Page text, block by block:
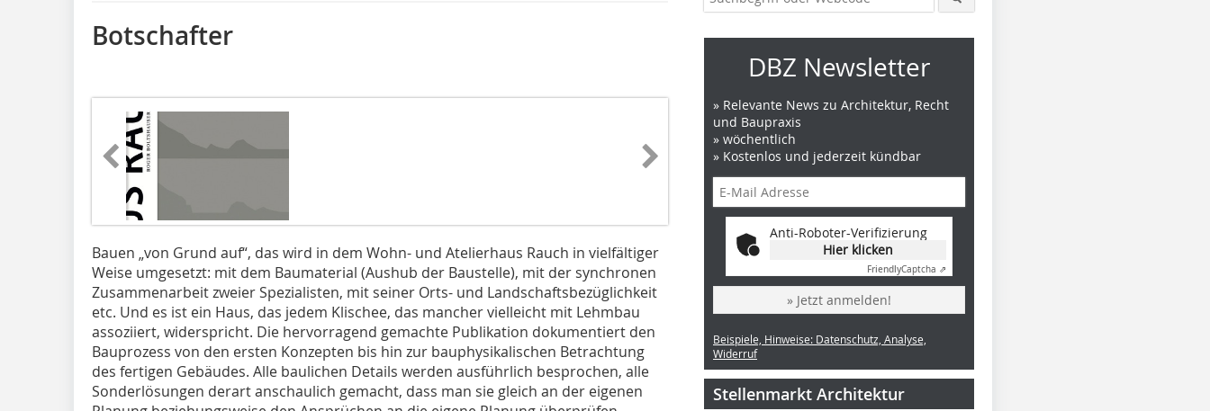
Botschafter
Bauen „von Grund auf“, das wird in dem Wohn- und Atelierhaus Rauch in vielfältiger
Weise umgesetzt: mit dem Baumaterial (Aushub der Baustelle), mit der synchronen
Zusammenarbeit zweier Spezialisten, mit seiner Orts- und Landschaftsbezüglichkeit
etc. Und es ist ein Haus, das jedem Klischee, das mancher vielleicht mit Lehmbau
assoziiert, widerspricht. Die hervorragend gemachte Publikation dokumentiert den
Bauprozess von den ersten Konzepten bis hin zur bauphysikalischen Betrachtung
des fertigen Gebäudes. Alle baulichen Details werden ausführlich besprochen, alle
Sonderlösungen derart anschaulich gemacht, dass man sie gleich an der eigenen
DBZ Newsletter
» Relevante News zu Architektur, Recht
und Baupraxis
» wöchentlich
» Kostenlos und jederzeit kündbar
Anti-Roboter-Verifizierung
Hier klicken
FriendlyCaptcha ⇗
» Jetzt anmelden!
Beispiele, Hinweise: Datenschutz, Analyse,
Widerruf
Stellenmarkt Architektur